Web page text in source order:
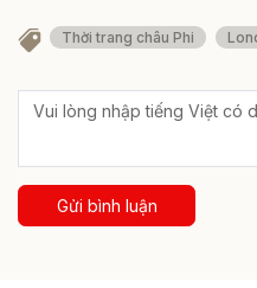
Thời trang châu Phi
Gửi bình luận